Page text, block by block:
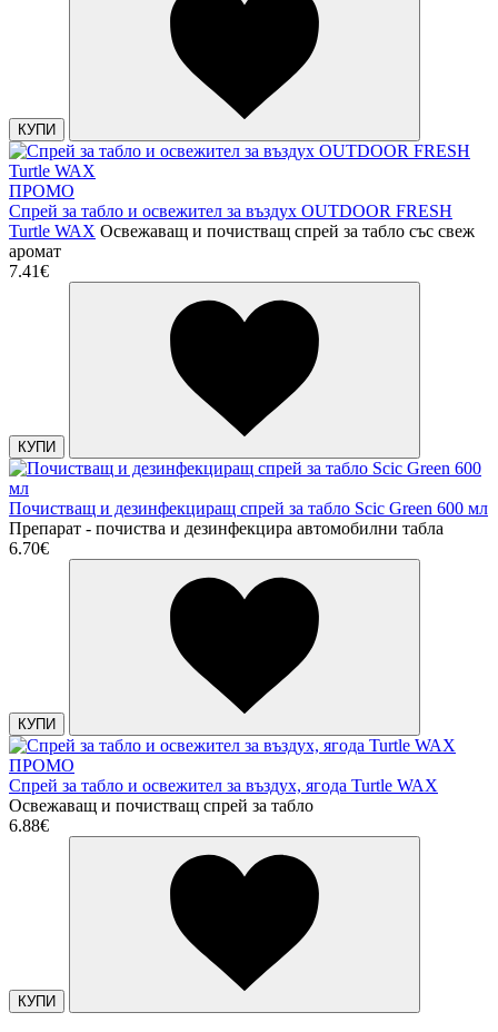
КУПИ
ПРОМО
Спрей за табло и освежител за въздух OUTDOOR FRESH
Turtle WAX Освежаващ и почистващ спрей за табло със свеж
аромат
7.41€
КУПИ
Почистващ и дезинфекциращ спрей за табло Scic Green 600 мл
Препарат - почиства и дезинфекцира автомобилни табла
6.70€
КУПИ
ПРОМО
Спрей за табло и освежител за въздух, ягода Turtle WAX
Освежаващ и почистващ спрей за табло
6.88€
КУПИ